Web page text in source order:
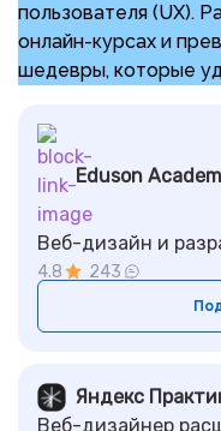
пользователя (UX).
онлайн-курсах и
шедевры, которые
Eduson
Веб-дизайн и
4.8 243
Яндекс
Веб-дизайнер